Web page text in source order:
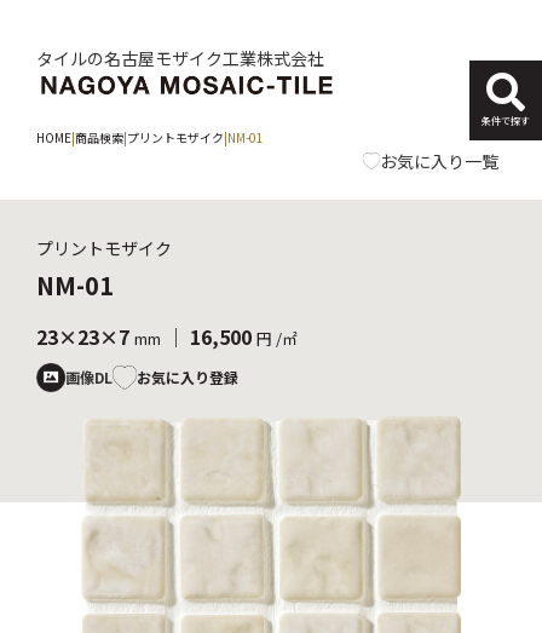
タイルの名古屋モザイク工業株式会社
HOME|商品検索|プリントモザイク|NM-01
お気に入り一覧
プリントモザイク
NM-01
23×23×7 mm ｜ 16,500 円 /㎡
画像DL お気に入り登録
条件で探す